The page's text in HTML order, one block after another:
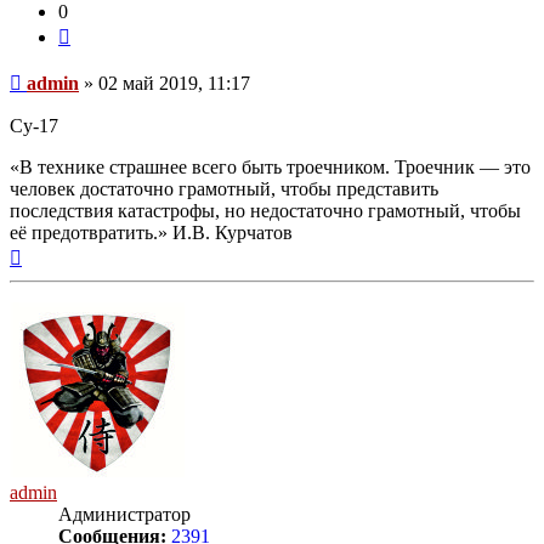
0
Непрочитанное
admin » 02 май 2019, 11:17
Су-17
«В технике страшнее всего быть троечником. Троечник — это
человек достаточно грамотный, чтобы представить
последствия катастрофы, но недостаточно грамотный, чтобы
её предотвратить.» И.В. Курчатов
admin
Администратор
Сообщения: 2391